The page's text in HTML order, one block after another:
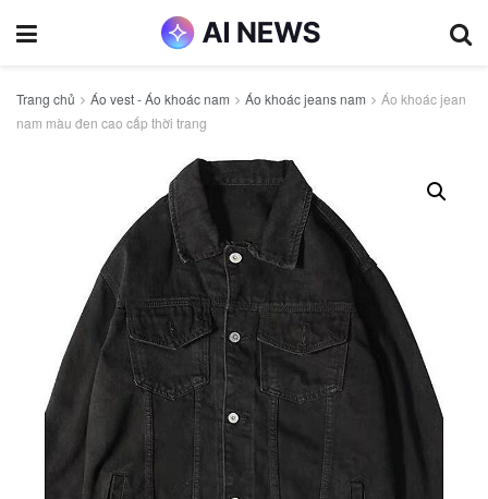
Trang chủ Áo vest - Áo khoác nam Áo khoác jeans nam
Áo khoác jean
nam màu đen cao cấp thời trang